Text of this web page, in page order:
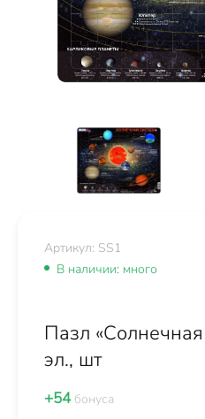
Артикул: SS1
В наличии: много
Пазл
эл., шт
+54бонуса